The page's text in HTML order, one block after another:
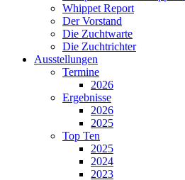
Whippet Report
Der Vorstand
Die Zuchtwarte
Die Zuchtrichter
Ausstellungen
Termine
2026
Ergebnisse
2026
2025
Top Ten
2025
2024
2023